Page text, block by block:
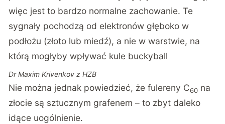
więc jest to bardzo normalne zachowanie. Te
sygnały pochodzą od elektronów głęboko w
podłożu (złoto lub miedź), a nie w warstwie, na
którą mogłyby wpływać kule buckyball
Dr Maxim Krivenkov z HZB
Nie można jednak powiedzieć, że fulereny C60 na
złocie są sztucznym grafenem – to zbyt daleko
idące uogólnienie.